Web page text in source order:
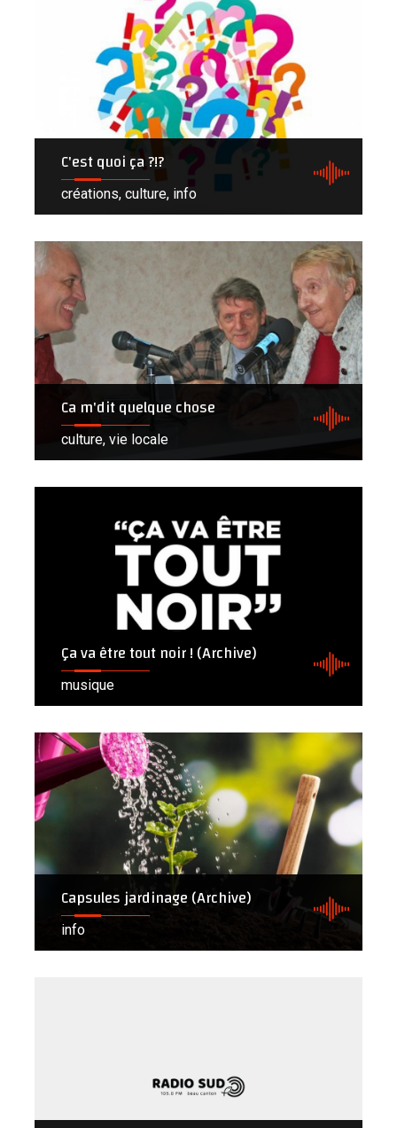
C'est quoi ça ?!?
créations, culture, info
Ca m'dit quelque chose
culture, vie locale
Ça va être tout noir ! (Archive)
musique
Capsules jardinage (Archive)
info